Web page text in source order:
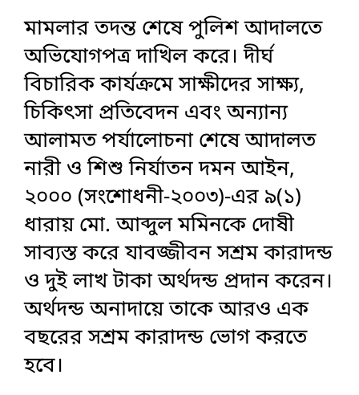
মামলার তদন্ত শেষে পুলিশ আদালতে
অভিযোগপত্র দাখিল করে। দীর্ঘ
বিচারিক কার্যক্রমে সাক্ষীদের সাক্ষ্য,
চিকিৎসা প্রতিবেদন এবং অন্যান্য
আলামত পর্যালোচনা শেষে আদালত
নারী ও শিশু নির্যাতন দমন আইন,
২০০০ (সংশোধনী-২০০৩)-এর ৯(১)
ধারায় মো. আব্দুল মমিনকে দোষী
সাব্যস্ত করে যাবজ্জীবন সশ্রম কারাদন্ড
ও দুই লাখ টাকা অর্থদন্ড প্রদান করেন।
অর্থদন্ড অনাদায়ে তাকে আরও এক
বছরের সশ্রম কারাদন্ড ভোগ করতে
হবে।